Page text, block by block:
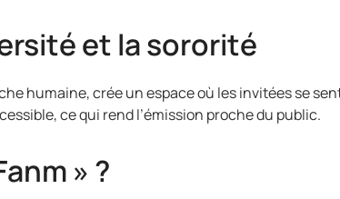
et la sororité
humaine, crée un espace où les invitées se
ce qui rend l’émission proche du public.
» ?